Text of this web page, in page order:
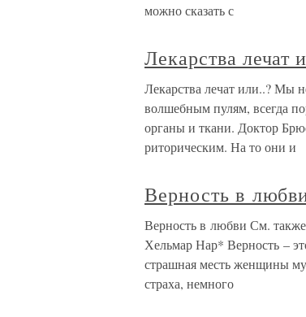
можно сказать с
Лекарства лечат
Лекарства лечат или..? Мы
волшебным пулям, всегда
органы и ткани. Доктор
риторическим. На то они и
Верность в
Верность в любви См.
Хельмар Нар* Верность –
страшная месть женщины
страха, немного